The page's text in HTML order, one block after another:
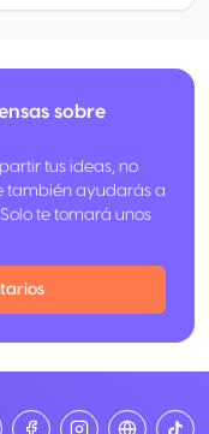
sobre
tus ideas, no
también ayudarás a
te tomará unos